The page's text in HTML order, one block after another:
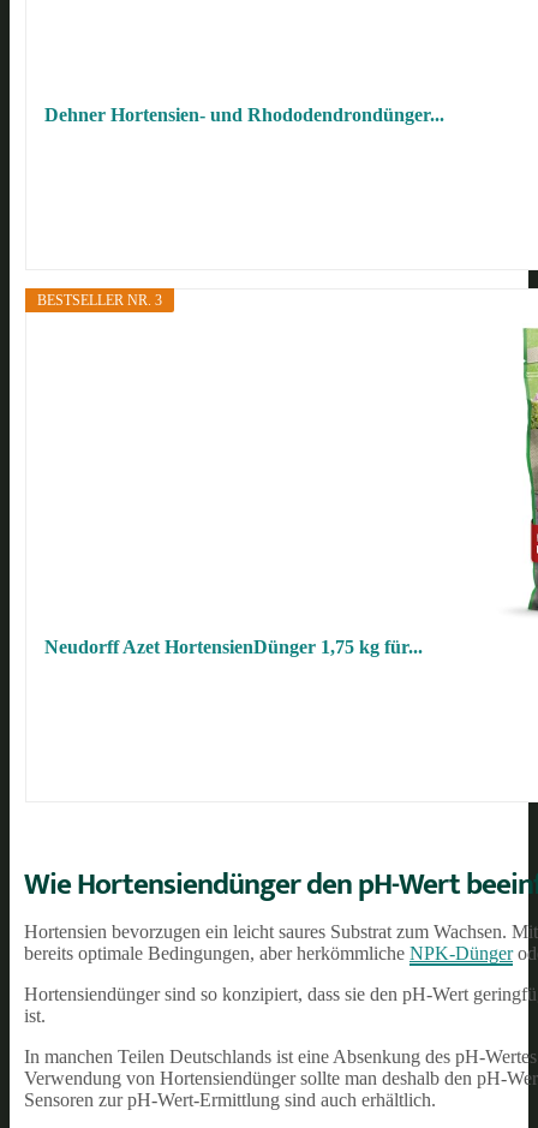
Dehner Hortensien- und Rhododendrondünger...
BESTSELLER NR. 3
Neudorff Azet HortensienDünger 1,75 kg für...
Wie Hortensiendünger den pH-Wert
Hortensien bevorzugen ein leicht saures Substrat zum Wachsen.
bereits optimale Bedingungen, aber herkömmliche NPK-Dünger
Hortensiendünger sind so konzipiert, dass sie den pH-Wert
ist.
In manchen Teilen Deutschlands ist eine Absenkung des pH-
Verwendung von Hortensiendünger sollte man deshalb den pH-
Sensoren zur pH-Wert-Ermittlung sind auch erhältlich.